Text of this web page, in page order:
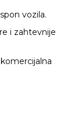
vozila.
i zahtevnije